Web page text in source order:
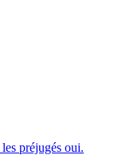
préjugés oui.